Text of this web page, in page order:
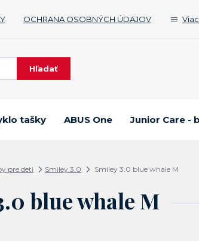
OCHRANA OSOBNÝCH ÚDAJOV Viac
Hľadať
tašky ABUS One Junior Care -
pre deti Smiley 3.0 Smiley 3.0 blue whale M
blue whale M